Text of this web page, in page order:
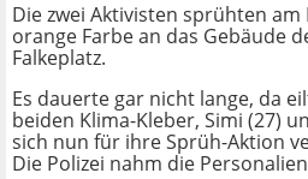
Die zwei Aktivisten sprühten
orange Farbe an das Gebäude
Falkeplatz.
Es dauerte gar nicht lange, da
beiden Klima-Kleber, Simi (27)
sich nun für ihre Sprüh-Aktion
Die Polizei nahm die